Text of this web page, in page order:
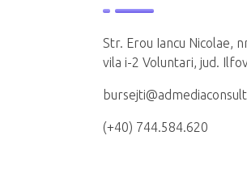
Str. Erou Iancu Nicolae,
vila i-2 Voluntari, jud.
(+40) 744.584.620